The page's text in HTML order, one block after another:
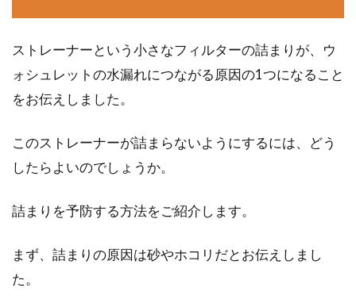
ストレーナーという小さなフィルターの詰まりが、ウ
ォシュレットの水漏れにつながる原因の1つになること
をお伝えしました。
このストレーナーが詰まらないようにするには、どう
したらよいのでしょうか。
詰まりを予防する方法をご紹介します。
まず、詰まりの原因は砂やホコリだとお伝えしまし
た。